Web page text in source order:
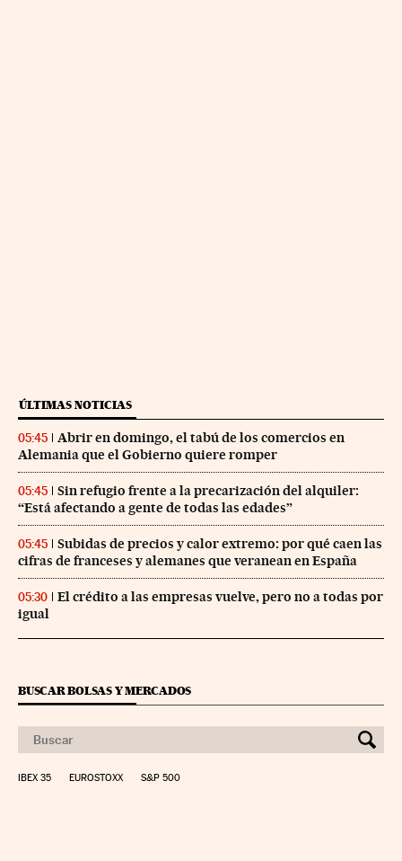
ÚLTIMAS NOTICIAS
05:45
Abrir en domingo, el tabú de los comercios en
Alemania que el Gobierno quiere romper
05:45
Sin refugio frente a la precarización del alquiler:
“Está afectando a gente de todas las edades”
05:45
Subidas de precios y calor extremo: por qué caen las
cifras de franceses y alemanes que veranean en España
05:30
El crédito a las empresas vuelve, pero no a todas por
igual
BUSCAR BOLSAS Y MERCADOS
IBEX 35 EUROSTOXX S&P 500